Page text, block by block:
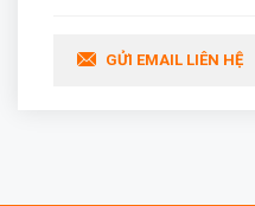
GỬI EMAIL LIÊN HỆ